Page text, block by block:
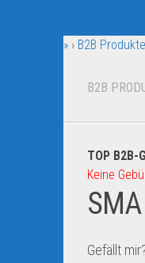
» › B2B Produkte
B2B
TOP
Keine
Gefällt